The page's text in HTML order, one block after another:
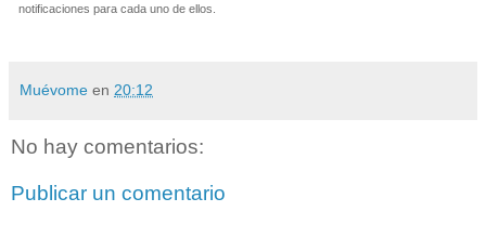
notificaciones para cada uno de ellos.
Muévome en 20:12
No hay comentarios:
Publicar un comentario